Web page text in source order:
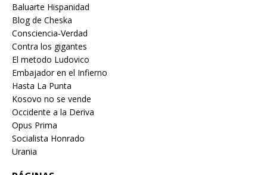
Baluarte Hispanidad
Blog de Cheska
Consciencia-Verdad
Contra los gigantes
El metodo Ludovico
Embajador en el Infierno
Hasta La Punta
Kosovo no se vende
Occidente a la Deriva
Opus Prima
Socialista Honrado
Urania